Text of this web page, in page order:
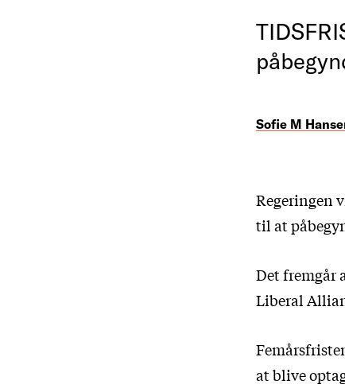
Sofie M
Regeringen
til at
Det fremgår
Liberal
at blive